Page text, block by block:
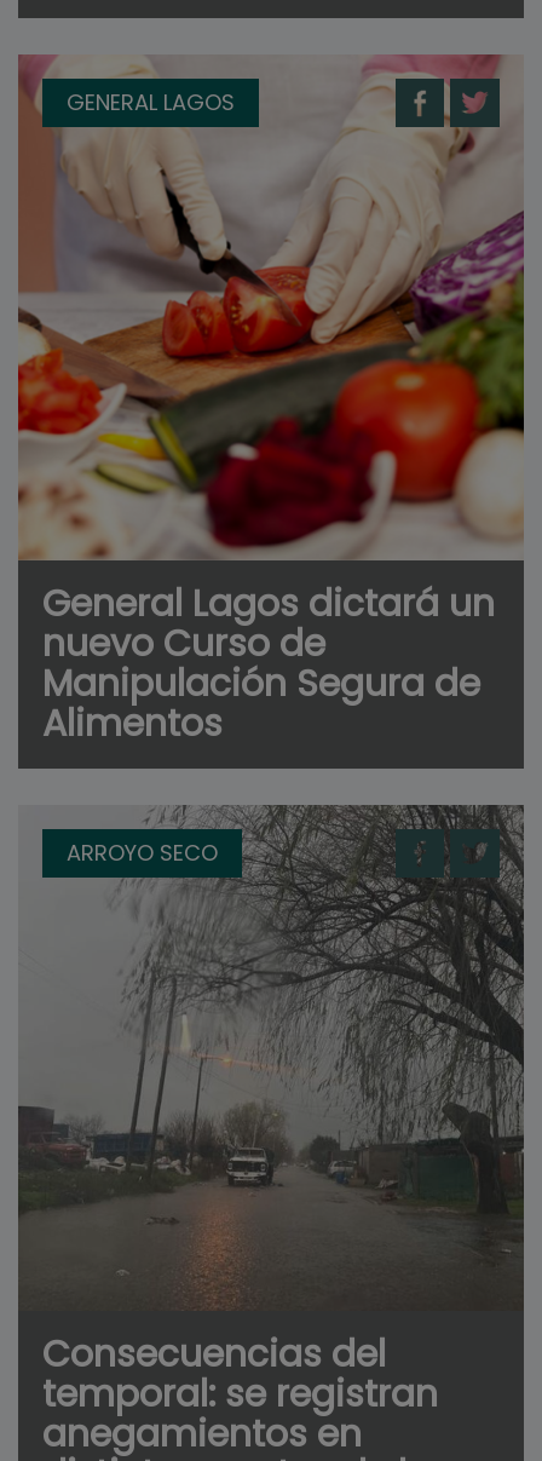
GENERAL LAGOS
General Lagos dictará un
nuevo Curso de
Manipulación Segura de
Alimentos
ARROYO SECO
Consecuencias del
temporal: se registran
anegamientos en